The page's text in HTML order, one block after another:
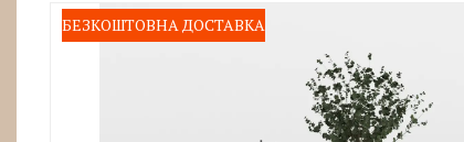
БЕЗКОШТОВНА ДОСТАВКА